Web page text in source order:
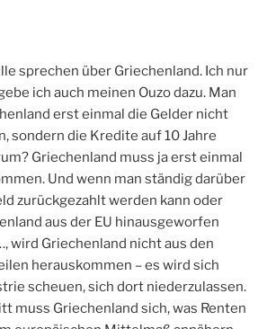
sprechen über Griechenland. Ich nur
ich auch meinen Ouzo dazu. Man
erst einmal die Gelder nicht
sondern die Kredite auf 10 Jahre
Griechenland muss ja erst einmal
Und wenn man ständig darüber
zurückgezahlt werden kann oder
aus der EU hinausgeworfen
wird Griechenland nicht aus den
herauskommen – es wird sich
scheuen, sich dort niederzulassen.
muss Griechenland sich, was Renten